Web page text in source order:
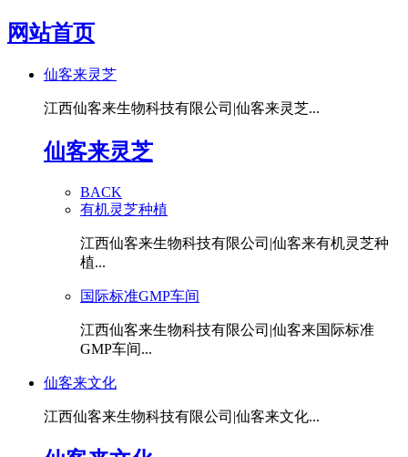
网站首页
仙客来灵芝
江西仙客来生物科技有限公司|仙客来灵芝...
仙客来灵芝
BACK
有机灵芝种植
江西仙客来生物科技有限公司|仙客来有机灵芝种
植...
国际标准GMP车间
江西仙客来生物科技有限公司|仙客来国际标准
GMP车间...
仙客来文化
江西仙客来生物科技有限公司|仙客来文化...